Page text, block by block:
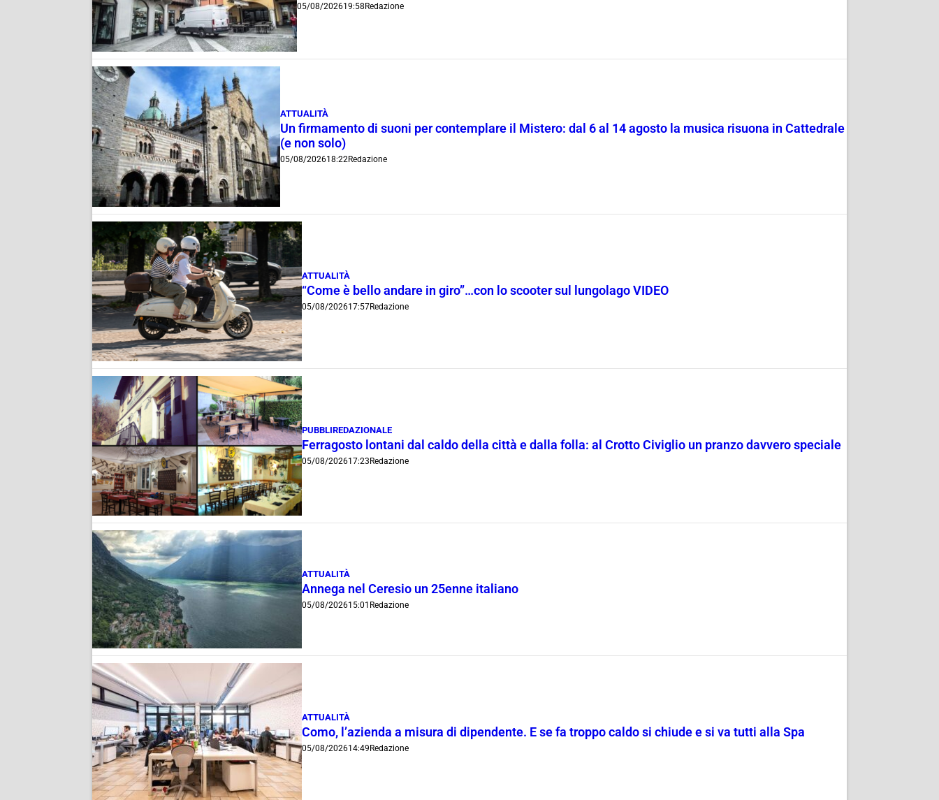
05/08/202619:58Redazione
ATTUALITÀ
Un firmamento di suoni per contemplare il Mistero: dal 6 al 14 agosto la musica risuona in Cattedrale
(e non solo)
05/08/202618:22Redazione
ATTUALITÀ
“Come è bello andare in giro”…con lo scooter sul lungolago VIDEO
05/08/202617:57Redazione
PUBBLIREDAZIONALE
Ferragosto lontani dal caldo della città e dalla folla: al Crotto Civiglio un pranzo davvero speciale
05/08/202617:23 Redazione
ATTUALITÀ
Annega nel Ceresio un 25enne italiano
05/08/202615:01 Redazione
ATTUALITÀ
Como, l’azienda a misura di dipendente. E se fa troppo caldo si chiude e si va tutti alla Spa
05/08/202614:49 Redazione